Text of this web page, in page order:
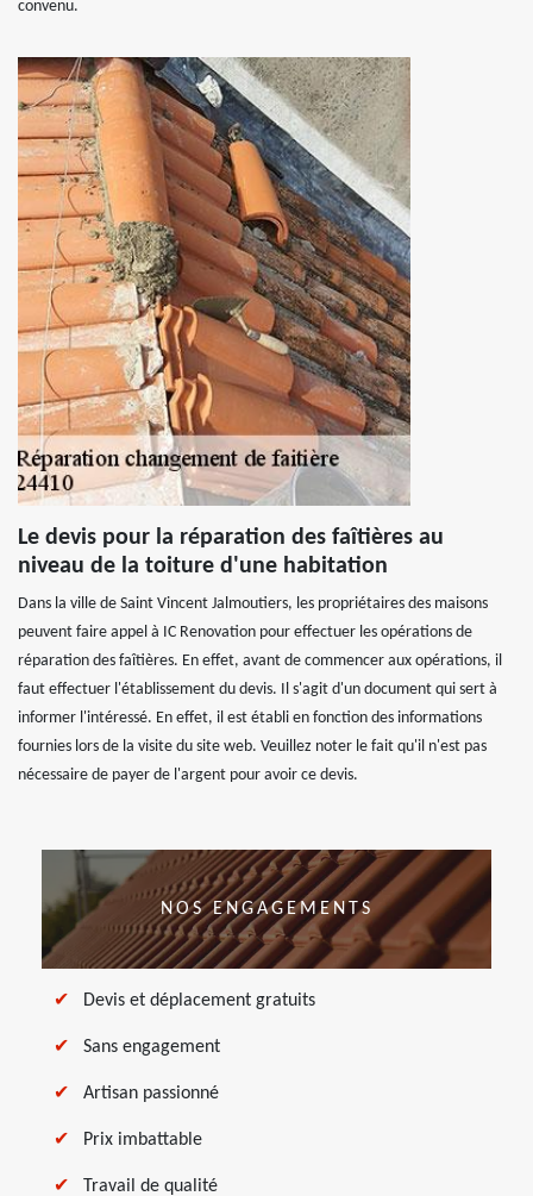
convenu.
Le devis pour la réparation des faîtières au
niveau de la toiture d'une habitation
Dans la ville de Saint Vincent Jalmoutiers, les propriétaires des maisons
peuvent faire appel à IC Renovation pour effectuer les opérations de
réparation des faîtières. En effet, avant de commencer aux opérations, il
faut effectuer l'établissement du devis. Il s'agit d'un document qui sert à
informer l'intéressé. En effet, il est établi en fonction des informations
fournies lors de la visite du site web. Veuillez noter le fait qu'il n'est pas
nécessaire de payer de l'argent pour avoir ce devis.
NOS ENGAGEMENTS
Devis et déplacement gratuits
Sans engagement
Artisan passionné
Prix imbattable
Travail de qualité